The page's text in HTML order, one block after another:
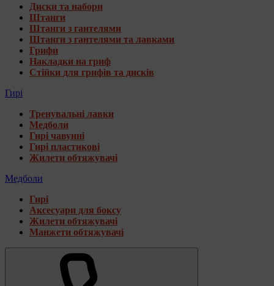
Диски та набори
Штанги
Штанги з гантелями
Штанги з гантелями та лавками
Грифи
Накладки на гриф
Стійки для грифів та дисків
Гирі
Тренувальні лавки
Медболи
Гирі чавунні
Гирі пластикові
Жилети обтяжувачі
Медболи
Гирі
Аксесуари для боксу
Жилети обтяжувачі
Манжети обтяжувачі